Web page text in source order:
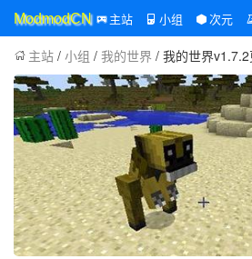
ModmodCN 主站 小组 次元
主站 / 小组 / 我的世界 / 我的世界